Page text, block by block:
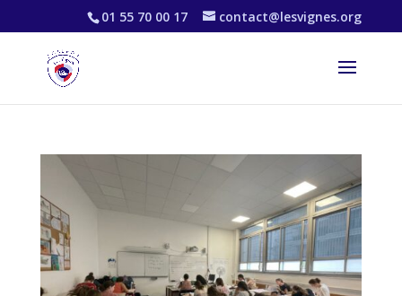
01 55 70 00 17 contact@lesvignes.org